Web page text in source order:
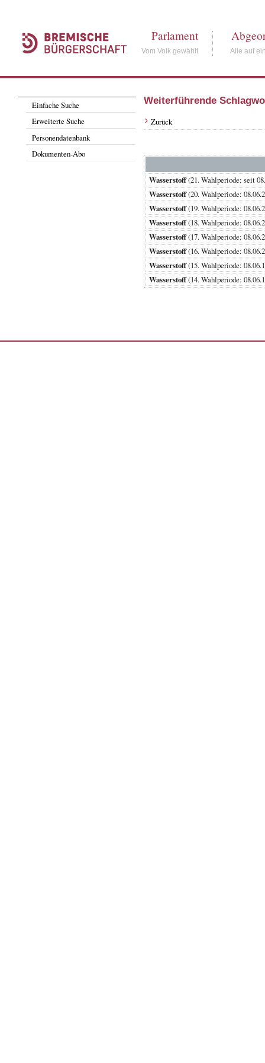
Parlament
Vom Volk gewählt Alle auf
Einfache Suche
Erweiterte Suche
Personendatenbank
Dokumenten-Abo
Weiterführende
Zurück
Wasserstoff(21. Wahlperiode:
Wasserstoff(20. Wahlperiode:
Wasserstoff(19. Wahlperiode:
Wasserstoff(18. Wahlperiode:
Wasserstoff(17. Wahlperiode:
Wasserstoff(16. Wahlperiode:
Wasserstoff(15. Wahlperiode:
Wasserstoff(14. Wahlperiode: